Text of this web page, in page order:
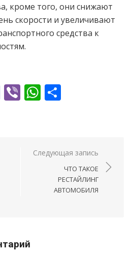
кроме того, они снижают
скорости и увеличивают
средства к
Mail.Ru
ViberWhatsApp
записям
Следующая запись
ЧТО ТАКОЕ
РЕСТАЙЛИНГ
АВТОМОБИЛЯ